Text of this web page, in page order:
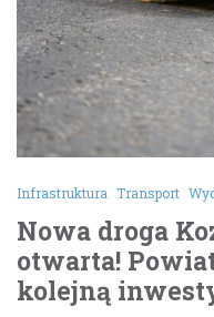
Infrastruktura Transport
Nowa droga
otwarta!
kolejną